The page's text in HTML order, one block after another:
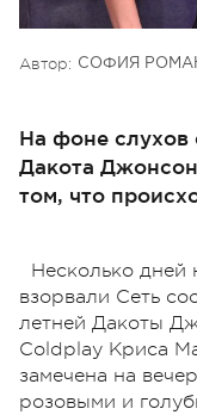
Автор: СОФИЯ
На фоне слухов
Дакота
том, что
Несколько дней
взорвали Сеть
летней Дакоты
Coldplay Криса
замечена на
розовыми и